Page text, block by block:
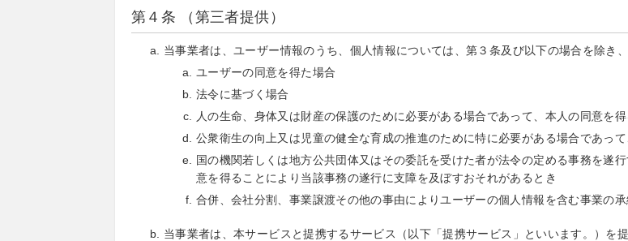
第４条 （第三者提供）
当事業者は、ユーザー情報のうち、個人情報については、第３条及び以下の場合を除き
ユーザーの同意を得た場合
法令に基づく場合
人の生命、身体又は財産の保護のために必要がある場合であって、本人の同意を
公衆衛生の向上又は児童の健全な育成の推進のために特に必要がある場合であっ
国の機関若しくは地方公共団体又はその委託を受けた者が法令の定める事務を遂
意を得ることにより当該事務の遂行に支障を及ぼすおそれがあるとき
合併、会社分割、事業譲渡その他の事由によりユーザーの個人情報を含む事業の
当事業者は、本サービスと提携するサービス（以下「提携サービス」といいます。）を